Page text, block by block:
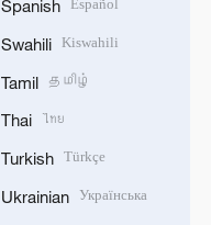
Spanish
Swahili Kiswahili
Tamil தமிழ்
Thai ไทย
Turkish Türkçe
Ukrainian Українська